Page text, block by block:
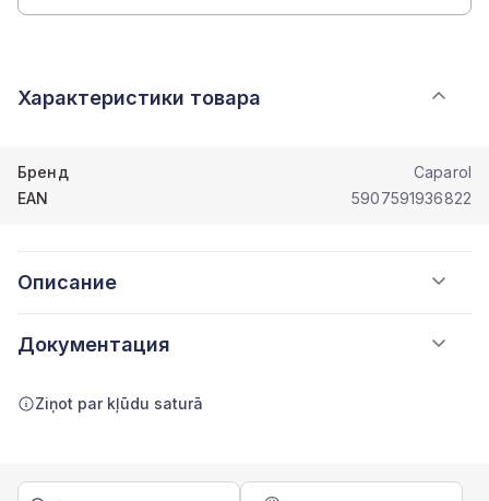
Характеристики товара
Бренд
Caparol
EAN
5907591936822
Описание
Документация
Ziņot par kļūdu saturā